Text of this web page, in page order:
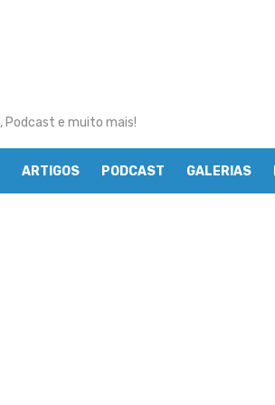
Podcast e muito mais!
ARTIGOS PODCAST GALERIAS